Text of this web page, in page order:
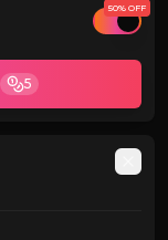
50% OFF
5